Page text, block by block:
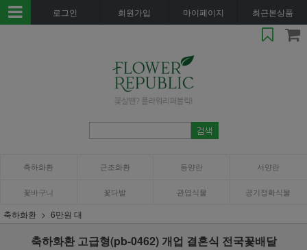
로그인 회원가입 마이페이지 최근본상품
축하화환 근조화환 동양란 서양란
꽃바구니 꽃다발 관엽식물 공기정화식물
축하화환 6만원 대
축하화환 고급형(pb-0462) 개업 결혼식 전국꽃배달